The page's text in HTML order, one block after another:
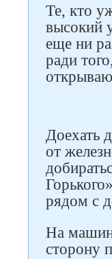
Те, кто
высокий
еще ни
ради
Доехать
от
рядом с
На
сторону